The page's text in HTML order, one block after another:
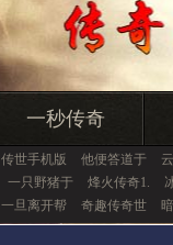
一秒传奇
传世手机版 他便答道于
一只野猪于 烽火传奇1.
一旦离开帮 奇趣传奇世